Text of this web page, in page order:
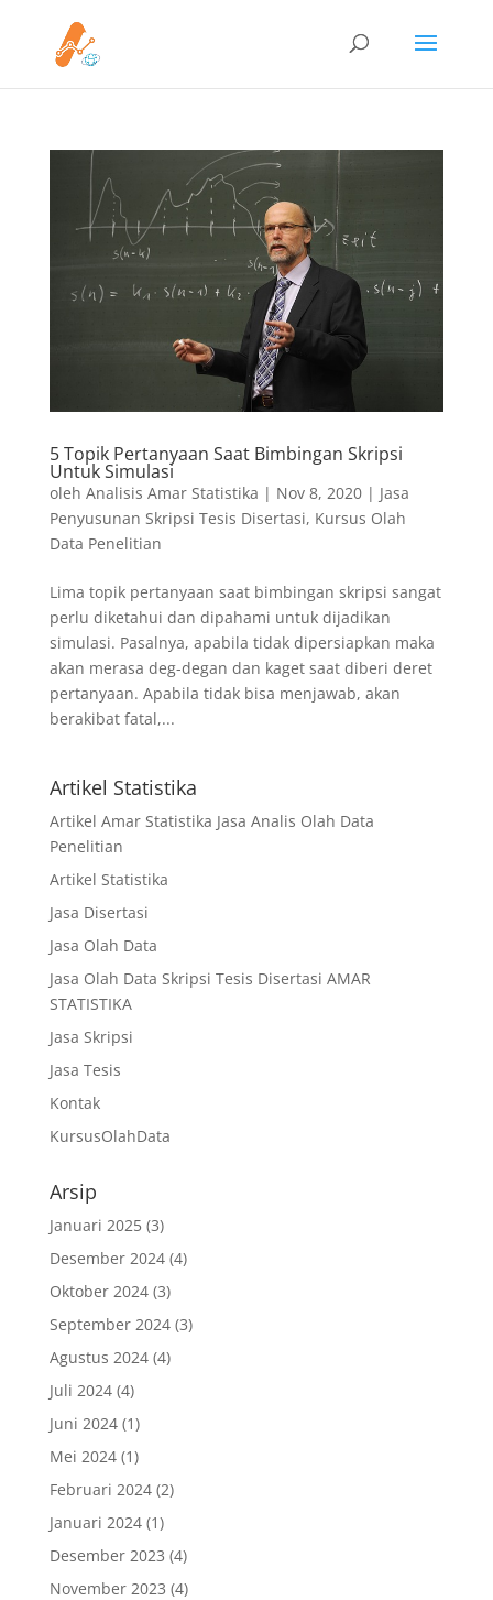
5 Topik Pertanyaan Saat Bimbingan Skripsi
Untuk Simulasi
oleh Analisis Amar Statistika | Nov 8, 2020| Jasa
Penyusunan Skripsi Tesis Disertasi, Kursus Olah
Data Penelitian
Lima topik pertanyaan saat bimbingan skripsi sangat
perlu diketahui dan dipahami untuk dijadikan
simulasi. Pasalnya, apabila tidak dipersiapkan maka
akan merasa deg-degan dan kaget saat diberi deret
pertanyaan. Apabila tidak bisa menjawab, akan
berakibat fatal,...
Artikel Statistika
Artikel Amar Statistika Jasa Analis Olah Data
Penelitian
Artikel Statistika
Jasa Disertasi
Jasa Olah Data
Jasa Olah Data Skripsi Tesis Disertasi AMAR
STATISTIKA
Jasa Skripsi
Jasa Tesis
Kontak
KursusOlahData
Arsip
Januari 2025(3)
Desember 2024(4)
Oktober 2024(3)
September 2024(3)
Agustus 2024(4)
Juli 2024(4)
Juni 2024(1)
Mei 2024(1)
Februari 2024(2)
Januari 2024(1)
Desember 2023 (4)
November 2023 (4)